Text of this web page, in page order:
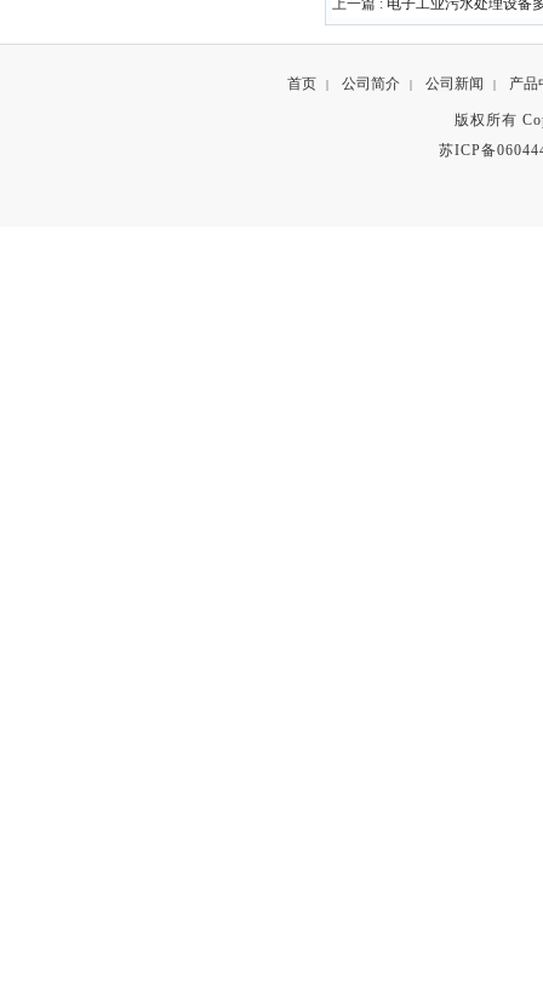
上一篇 : 电子工业污水处理设备
首页 | 公司简介 | 公司新闻 | 产品
版权所有
苏ICP备